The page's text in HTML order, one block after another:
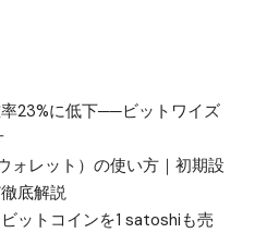
23%に低下──ビットワイズ
ォレット）の使い方｜初期設
底解説
ットコインを1 satoshiも売